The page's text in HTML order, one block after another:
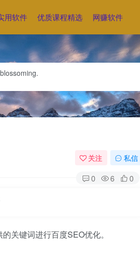
用软件 优质课程精选 网赚软件
关注 私信
0 6 0
关键词进行百度SEO优化。